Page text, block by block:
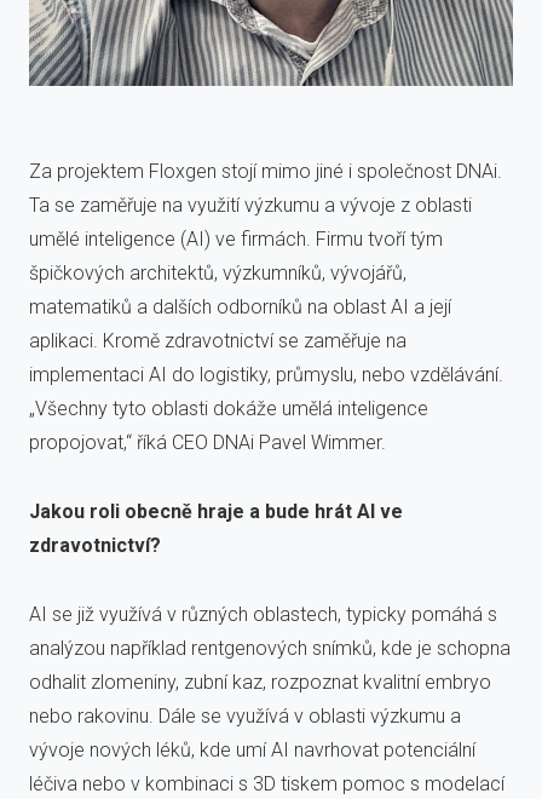
Za projektem Floxgen stojí mimo jiné i společnost DNAi.
Ta se zaměřuje na využití výzkumu a vývoje z oblasti
umělé inteligence (AI) ve firmách. Firmu tvoří tým
špičkových architektů, výzkumníků, vývojářů,
matematiků a dalších odborníků na oblast AI a její
aplikaci. Kromě zdravotnictví se zaměřuje na
implementaci AI do logistiky, průmyslu, nebo vzdělávání.
„Všechny tyto oblasti dokáže umělá inteligence
propojovat,“ říká CEO DNAi Pavel Wimmer.
Jakou roli obecně hraje a bude hrát AI ve
zdravotnictví?
AI se již využívá v různých oblastech, typicky pomáhá s
analýzou například rentgenových snímků, kde je schopna
odhalit zlomeniny, zubní kaz, rozpoznat kvalitní embryo
nebo rakovinu. Dále se využívá v oblasti výzkumu a
vývoje nových léků, kde umí AI navrhovat potenciální
léčiva nebo v kombinaci s 3D tiskem pomoc s modelací